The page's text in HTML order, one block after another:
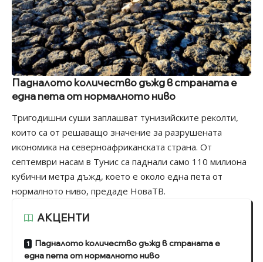
Падналото количество дъжд в страната е
една пета от нормалното ниво
Тригодишни суши заплашват тунизийските реколти,
които са от решаващо значение за разрушената
икономика на северноафриканската страна. От
септември насам в Тунис са паднали само 110 милиона
кубични метра дъжд, което е около една пета от
нормалното ниво, предаде НоваТВ.
АКЦЕНТИ
Падналото количество дъжд в страната е
една пета от нормалното ниво